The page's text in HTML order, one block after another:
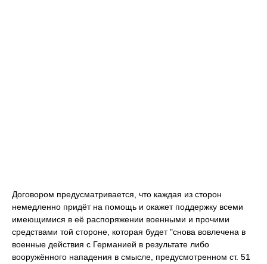
Договором предусматривается, что каждая из сторон
немедленно придёт на помощь и окажет поддержку всеми
имеющимися в её распоряжении военными и прочими
средствами той стороне, которая будет "снова вовлечена в
военные действия с Германией в результате либо
вооружённого нападения в смысле, предусмотренном ст. 51